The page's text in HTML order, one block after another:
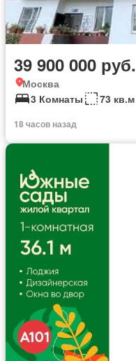
39 900 000 руб.
Москва
3 Комнаты
73 кв.м
18 часов назад